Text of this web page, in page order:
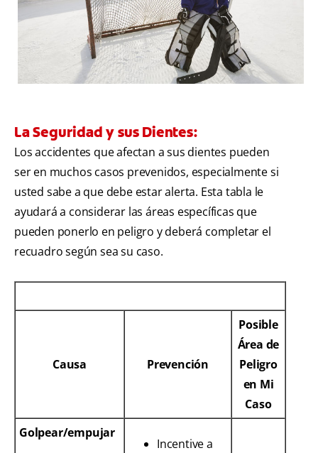
SUSCRÍBASE
La Seguridad y sus Dientes:
Los accidentes que afectan a sus dientes pueden
ser en muchos casos prevenidos, especialmente si
usted sabe a que debe estar alerta. Esta tabla le
ayudará a considerar las áreas específicas que
pueden ponerlo en peligro y deberá completar el
recuadro según sea su caso.
Causa Prevención
Posible
Área de
Peligro
en Mi
Caso
Golpear/empujar
Incentive a